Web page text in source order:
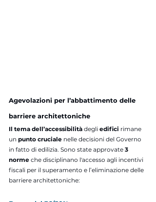
Agevolazioni per l’abbattimento delle
barriere architettoniche
Il tema dell’accessibilità degli edifici rimane
un punto cruciale nelle decisioni del Governo
in fatto di edilizia. Sono state approvate 3
norme che disciplinano l'accesso agli incentivi
fiscali per il superamento e l’eliminazione delle
barriere architettoniche: